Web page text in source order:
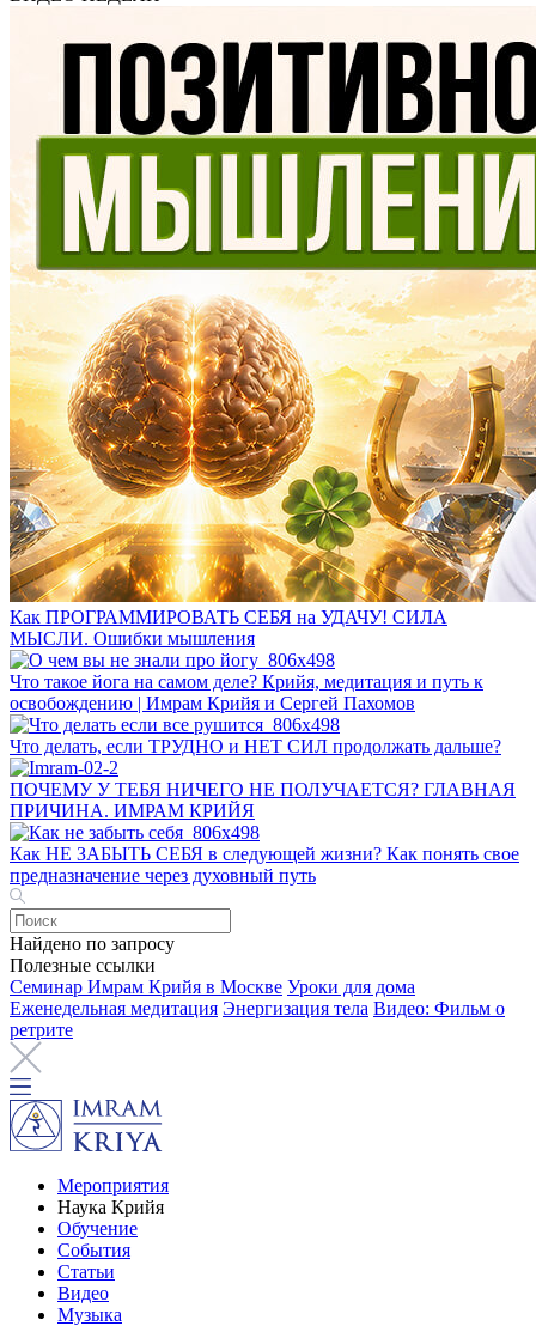
Как ПРОГРАММИРОВАТЬ СЕБЯ на УДАЧУ! СИЛА
МЫСЛИ. Ошибки мышления
Что такое йога на самом деле? Крийя, медитация и путь к
освобождению | Имрам Крийя и Сергей Пахомов
Что делать, если ТРУДНО и НЕТ СИЛ продолжать дальше?
ПОЧЕМУ У ТЕБЯ НИЧЕГО НЕ ПОЛУЧАЕТСЯ? ГЛАВНАЯ
ПРИЧИНА. ИМРАМ КРИЙЯ
Как НЕ ЗАБЫТЬ СЕБЯ в следующей жизни? Как понять свое
предназначение через духовный путь
Найдено по запросу
Полезные ссылки
Семинар Имрам Крийя в Москве Уроки для дома
Еженедельная медитация Энергизация тела Видео: Фильм о
ретрите
Мероприятия
Наука Крийя
Обучение
События
Статьи
Видео
Музыка